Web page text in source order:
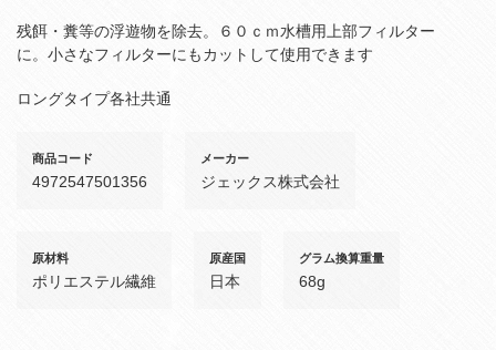
残餌・糞等の浮遊物を除去。６０ｃｍ水槽用上部フィルター
に。小さなフィルターにもカットして使用できます
ロングタイプ各社共通
商品コード
4972547501356
メーカー
ジェックス株式会社
原材料
ポリエステル繊維
原産国
日本
グラム換算重量
68g